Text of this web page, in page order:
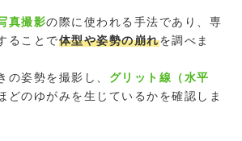
真撮影の際に使われる手法であり、専
ることで体型や姿勢の崩れを調べま
の姿勢を撮影し、 グリット線 （水平
どのゆがみを生じているかを確認しま